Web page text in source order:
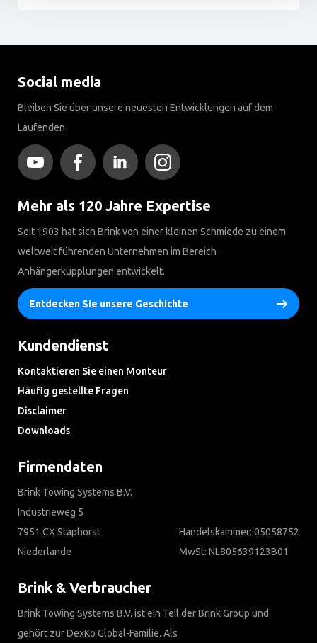
Social media
Bleiben Sie über unsere neuesten Entwicklungen auf dem
Laufenden
Mehr als 120 Jahre Expertise
Seit 1903 hat sich Brink von einer kleinen Schmiede zu einem
weltweit führenden Unternehmen im Bereich
Anhängerkupplungen entwickelt.
Entdecken Sie unsere Geschichte
Kundendienst
Kontaktieren Sie einen Monteur
Häufig gestellte Fragen
Disclaimer
Downloads
Firmendaten
Brink Towing Systems B.V.
Industrieweg 5
7951 CX Staphorst
Niederlande
Handelskammer: 05058752
MwSt: NL805639123B01
Brink & Verbraucher
Brink Towing Systems B.V. ist ein Teil der Brink Group und
gehört zur DexKo Global-Familie. Als